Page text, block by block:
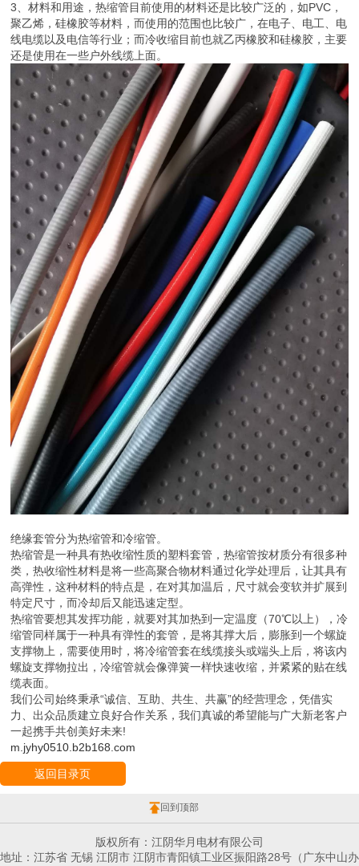
3、材料和用途，热缩管目前使用的材料还是比较广泛的，如PVC，
聚乙烯，硅橡胶等材料，而使用的范围也比较广，在电子、电工、电
线电缆以及电信等行业；而冷收缩目前也就乙丙橡胶和硅橡胶，主要
还是使用在一些户外线缆上面。
绝缘套管分为热缩管和冷缩管。
热缩管是一种具有热收缩性质的塑料套管，热缩管按材质分有很多种
类，热收缩性材料是将一些高聚合物材料通过化学处理后，让其具有
高弹性，这种材料的特点是，在对其加温后，尺寸就会变软并扩展到
特定尺寸，而冷却后又能迅速定型。
热缩管要想其发挥功能，就要对其加热到一定温度（70℃以上），冷
缩管同样属于一种具有弹性的套管，是将其撑大后，膨胀到一个螺旋
支撑物上，需要使用时，将冷缩管套在线缆接头或端头上后，将该内
螺旋支撑物拉出，冷缩管就会像弹簧一样快速收缩，并紧紧的贴在线
缆表面。
我们公司始终秉承“诚信、互助、共生、共赢”的经营理念，凭借实
力、出众品质建立良好合作关系，我们真诚的希望能与广大新老客户
一起携手共创美好未来!
m.jyhy0510.b2b168.com
返回目录页
回到顶部
版权所有：江阴华月电材有限公司
地址：江苏省 无锡 江阴市 江阴市青阳镇工业区振阳路28号（广东中山办